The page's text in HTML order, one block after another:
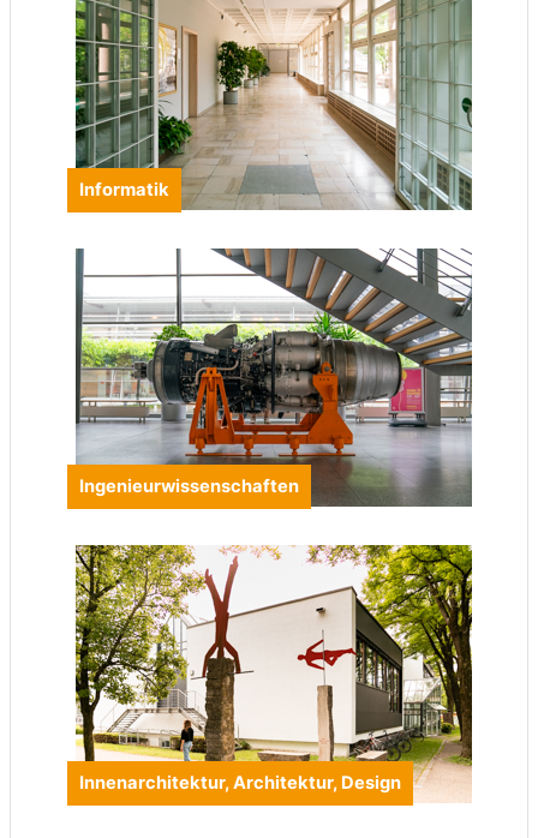
Informatik
Ingenieurwissenschaften
Innenarchitektur, Architektur, Design